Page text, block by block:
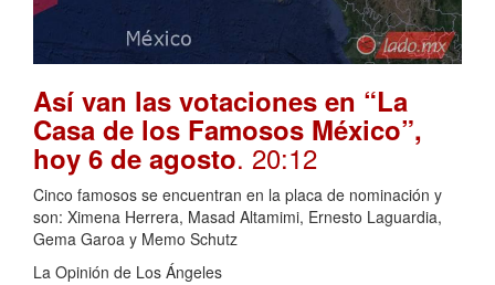
Así van las votaciones en “La
Casa de los Famosos México”,
hoy 6 de agosto. 20:12
Cinco famosos se encuentran en la placa de nominación y
son: Ximena Herrera, Masad Altamimi, Ernesto Laguardia,
Gema Garoa y Memo Schutz
La Opinión de Los Ángeles